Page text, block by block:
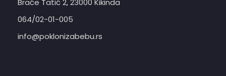
064/02-01-005
info@poklonizabebu.rs